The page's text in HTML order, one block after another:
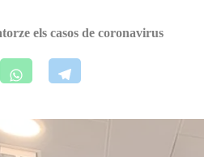
els casos de coronavirus